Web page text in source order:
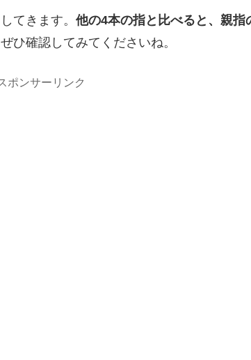
てきます。 他の4本の指と比べると、親指
ひ確認してみてくださいね。
ポンサーリンク